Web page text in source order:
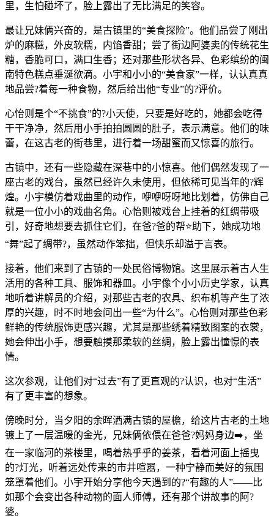
里，生怕碰坏了，脸上露出了无比满足的笑容。
最让兄妹俩兴奋的，是古镇里的“美食探险”。他们品尝了刚出
炉的麻糍，外皮软糯，内馅香甜；尝了街边阿婆卖的传统花生
糖，香脆可口，满口生香；还对那些形状各异、色彩缤纷的闽
南特色糕点垂涎欲滴。小宇和小小的“美食家”一样，认认真真
地品尝?着每一种食物，然后给出他“专业”的?评价。
心怡则是个“不挑食”的?小天使，只要是好吃的，她都会吃得
干干净净，然后用小手拍拍圆圆的肚子，表示满意。他们的味
蕾，在这古老的街巷里，进行着一场甜蜜而又惊喜的旅行。
古镇中，还有一些隐藏在深巷中的小惊喜。他们偶然发现了一
座古老的戏台，虽然已经许久未使用，但依稀可见当年的?辉
煌。小宇模仿着戏曲里的动作，咿咿呀呀地比划着，仿佛自己
就是一位小小的戏曲名角。心怡则被戏台上挂着的红绸带吸
引，好奇地想要去抓住它们，在爸?爸的帮⭐助下，她成功地
“舞”起了绸带?，虽然动作笨拙，但快乐却溢于言表。
接着，他们来到了古镇的一处民俗博物馆。这里展示着古人生
活用的各种工具、服饰和器皿。小宇像个小小历史学家，认真
地听着讲解员的介绍，对那些古老的农具、织布机等产生了浓
厚的兴趣，时不时地会问出一些“为什么”。心怡则对那些色彩
鲜艳的传统服饰更感兴趣，尤其是那些绣着精致图案的衣裳，
她会伸出小手，想要触摸那柔软的丝绸，脸上露出憧憬的表
情。
这次参观，让他们对“过去”有了更直观的?认识，也对“生活”
有了更丰富的想象。
傍晚时分，当夕阳的余晖洒满古镇的屋檐，给这片古老的土地
镀上了一层温暖的金光，兄妹俩依偎在爸爸?妈妈身边➡️，坐
在一家临河的茶楼里，喝着热乎乎的姜茶，看着河面上摇曳
的?灯光，听着远处传来的市井喧嚣，一种宁静而美好的氛围
笼罩着他们。小宇开始分享他今天遇到的?“有趣的人”——比
如那个会变出各种动物的面人师傅，还有那个讲故事的阿?
婆。